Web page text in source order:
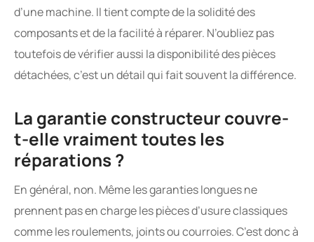
d’une machine. Il tient compte de la solidité des
composants et de la facilité à réparer. N’oubliez pas
toutefois de vérifier aussi la disponibilité des pièces
détachées, c’est un détail qui fait souvent la différence.
La garantie constructeur couvre-
t-elle vraiment toutes les
réparations ?
En général, non. Même les garanties longues ne
prennent pas en charge les pièces d’usure classiques
comme les roulements, joints ou courroies. C’est donc à